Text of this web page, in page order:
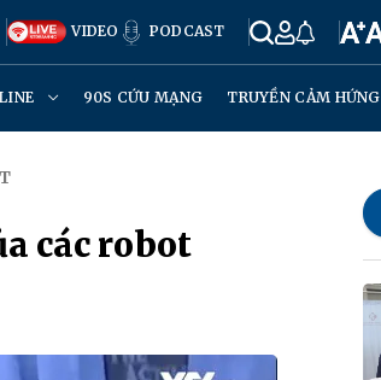
VIDEO PODCAST
90S CỨU MẠNG TRUYỀN CẢM HỨNG
các robot